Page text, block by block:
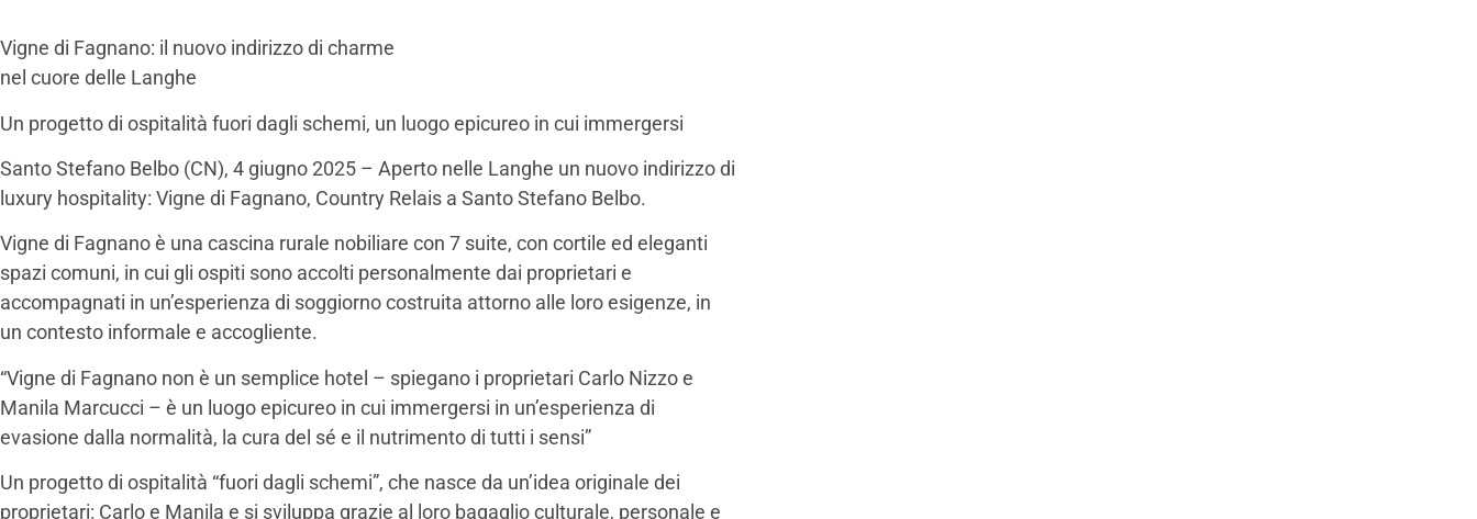
Vigne di Fagnano: il nuovo indirizzo di charme
nel cuore delle Langhe
Un progetto di ospitalità fuori dagli schemi, un luogo epicureo in cui immergersi
Santo Stefano Belbo (CN), 4 giugno 2025 – Aperto nelle Langhe un nuovo indirizzo di
luxury hospitality: Vigne di Fagnano, Country Relais a Santo Stefano Belbo.
Vigne di Fagnano è una cascina rurale nobiliare con 7 suite, con cortile ed eleganti
spazi comuni, in cui gli ospiti sono accolti personalmente dai proprietari e
accompagnati in un’esperienza di soggiorno costruita attorno alle loro esigenze, in
un contesto informale e accogliente.
“Vigne di Fagnano non è un semplice hotel – spiegano i proprietari Carlo Nizzo e
Manila Marcucci – è un luogo epicureo in cui immergersi in un’esperienza di
evasione dalla normalità, la cura del sé e il nutrimento di tutti i sensi”
Un progetto di ospitalità “fuori dagli schemi”, che nasce da un’idea originale dei
proprietari: Carlo e Manila e si sviluppa grazie al loro bagaglio culturale, personale e